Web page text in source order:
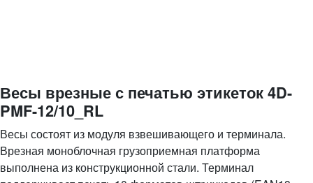
Весы врезные с печатью этикеток 4D-
PMF-12/10_RL
Весы состоят из модуля взвешивающего и терминала.
Врезная моноблочная грузоприемная платформа
выполнена из конструкционной стали. Терминал